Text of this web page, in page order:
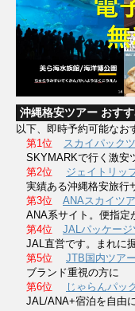
沖縄格安ツアー おす
以下、即時予約可能なお
第1位
スカイパック
SKYMARKで行く激安
第2位
ジェイトリッ
実績ある沖縄格安旅行
第3位
ANAスカイツ
ANA系サイト。便指定
第4位
JALパッケージ
JAL直営です。まれに
第5位
JTB国内ツア
ブランド重視の方に
第6位
じゃらんパッ
JAL/ANA+宿泊を自由